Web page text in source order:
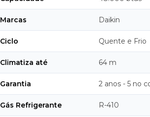
Marcas Daikin
Ciclo Quente e Frio
Climatiza até 64 m
Garantia 2 anos - 5 no
Gás Refrigerante R-410